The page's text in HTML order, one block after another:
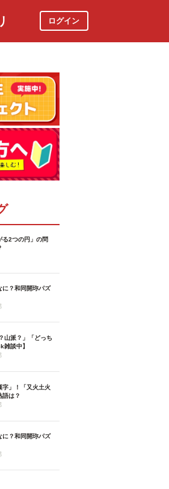
ログイン
る2つの円」の問
に？和同開珎パズ
山派？」「どっち
雑談中】
字」！「又火土火
語は？
に？和同開珎パズ